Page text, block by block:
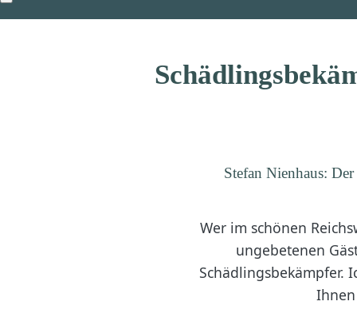
Stefan Nienhaus:
Wer im schönen
ungebetenen
Schädlingsbekämpfer.